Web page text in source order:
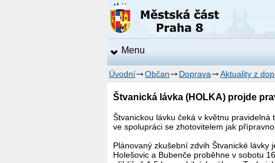
Menu
Úvodní Občan Doprava Aktuality z
Štvanická lávka (HOLKA) projde
Štvanickou lávku čeká v květnu
ve spolupráci se zhotovitelem jak
Plánovaný zkušební zdvih Štvanické
Holešovic a Bubenče proběhne v sobotu